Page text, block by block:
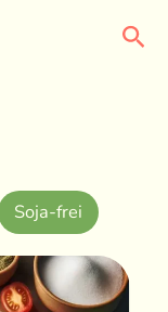
Soja-frei